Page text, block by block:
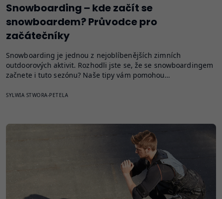
Snowboarding – kde začít se
snowboardem? Průvodce pro
začátečníky
Snowboarding je jednou z nejoblíbenějších zimních
outdoorových aktivit. Rozhodli jste se, že se snowboardingem
začnete i tuto sezónu? Naše tipy vám pomohou…
SYLWIA STWORA-PETELA